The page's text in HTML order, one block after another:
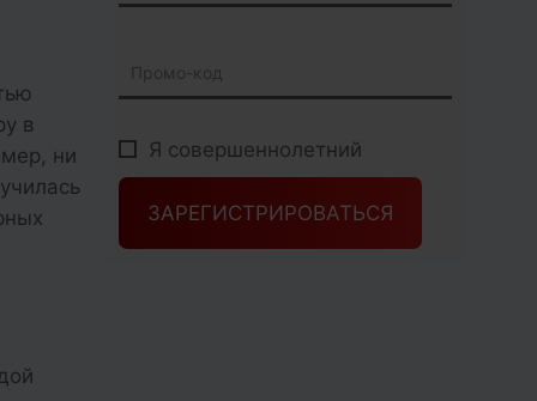
в
ни
Промо-код
Я совершеннолетний
ЗАРЕГИСТРИРОВАТЬСЯ